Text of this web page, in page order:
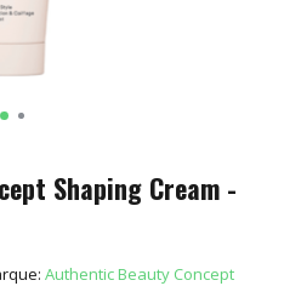
Shaping Cream -
Authentic Beauty Concept